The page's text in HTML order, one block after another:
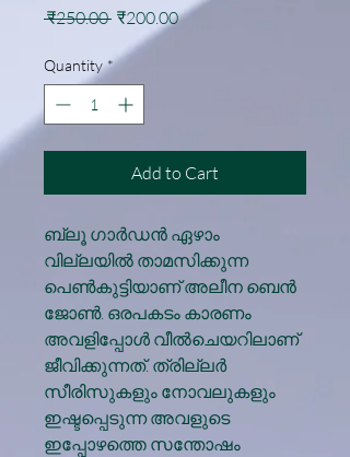
₹250.00 Regular
Price
₹200.00Sale
Quantity *
Add to Cart
ബ്ലൂ ഗാർഡൻ ഏഴാം
വില്ലയിൽ താമസിക്കുന്ന
പെൺകുട്ടിയാണ് അലീന ബെൻ
ജോൺ. ഒരപകടം കാരണം
അവളിപ്പോൾ വീൽചെയറിലാണ്
ജീവിക്കുന്നത്. ത്രില്ലർ
സീരിസുകളും നോവലുകളും
ഇഷ്ടപ്പെടുന്ന അവളുടെ
ഇപ്പോഴത്തെ സന്തോഷം